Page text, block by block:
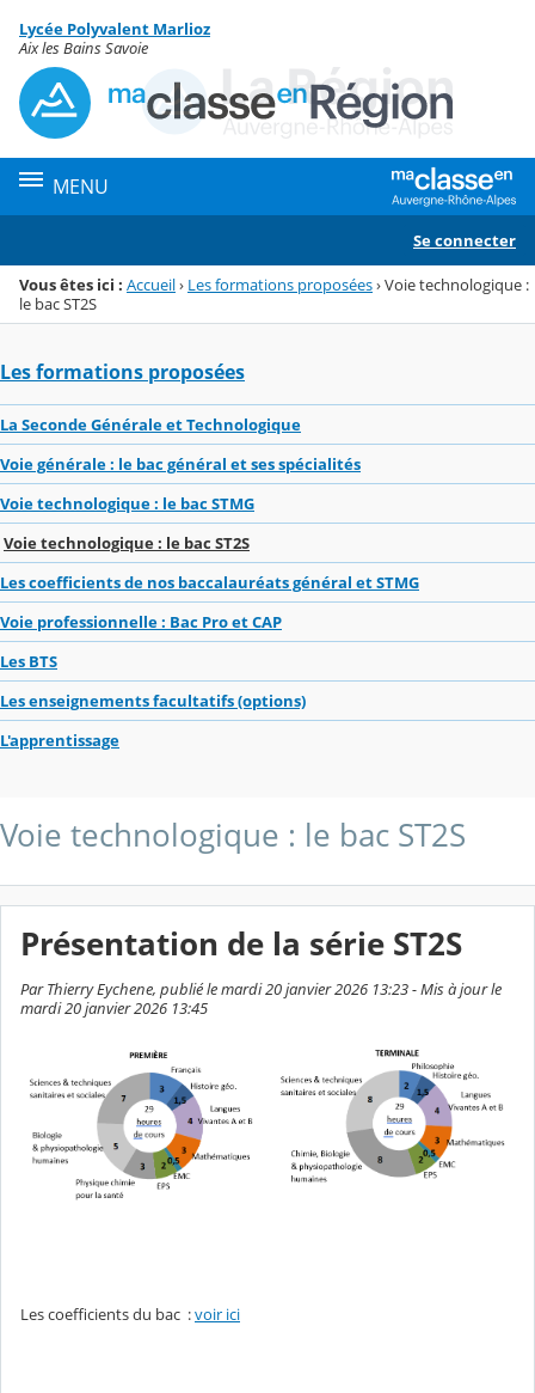
Menu de la rubrique
Contenu
Lycée Polyvalent Marlioz
Aix les Bains Savoie
MENU
Se connecter
Vous êtes ici : Accueil› Les formations proposées›Voie technologique :
le bac ST2S
Les formations proposées
La Seconde Générale et Technologique
Voie générale : le bac général et ses spécialités
Voie technologique : le bac STMG
Voie technologique : le bac ST2S
Les coefficients de nos baccalauréats général et STMG
Voie professionnelle : Bac Pro et CAP
Les BTS
Les enseignements facultatifs (options)
L'apprentissage
Voie technologique : le bac ST2S
Présentation de la série ST2S
Par Thierry Eychene, publié le mardi 20 janvier 2026 13:23 - Mis à jour le
mardi 20 janvier 2026 13:45
Les coefficients du bac :voir ici